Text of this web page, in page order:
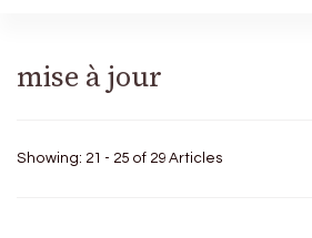
mise à jour
Showing: 21 - 25 of 29 Articles